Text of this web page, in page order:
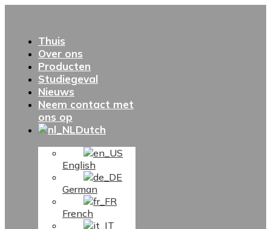
Thuis
Over ons
Producten
Studiegeval
Nieuws
Neem contact met
ons op
Dutch
English
German
French